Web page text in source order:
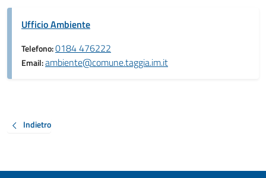
Ufficio Ambiente
Telefono:0184 476222
Email:ambiente@comune.taggia.im.it
Indietro